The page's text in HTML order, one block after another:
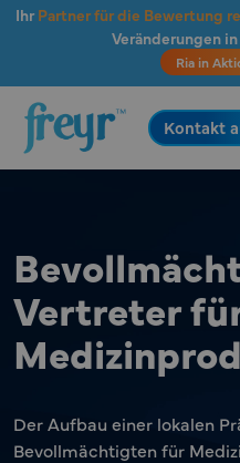
Zum Hauptinhalt springen
Ihr Partner für die Bewertung
Veränderungen
Ria in
.
Kontakt
Vertreter
Der Aufbau einer lokalen
Bevollmächtigten für